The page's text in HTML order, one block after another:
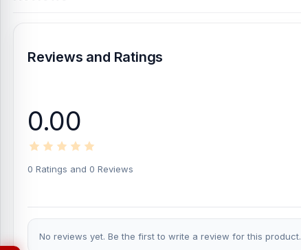
Reviews and Ratings
0.00
0 Ratings and 0 Reviews
No reviews yet. Be the first to write a review for this product.